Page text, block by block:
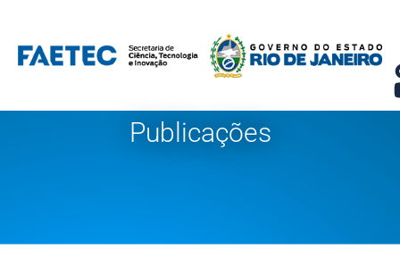
Pular
para
conteúdo
Publicações